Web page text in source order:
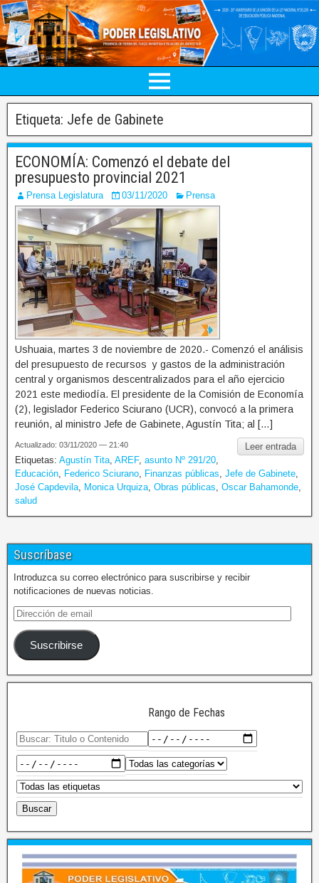
Etiqueta: Jefe de Gabinete
ECONOMÍA: Comenzó el debate del
presupuesto provincial 2021
Prensa Legislatura 03/11/2020 Prensa
Ushuaia, martes 3 de noviembre de 2020.- Comenzó el análisis
del presupuesto de recursos y gastos de la administración
central y organismos descentralizados para el año ejercicio
2021 este mediodía. El presidente de la Comisión de Economía
(2), legislador Federico Sciurano (UCR), convocó a la primera
reunión, al ministro Jefe de Gabinete, Agustín Tita; al […]
Leer entrada
Actualizado: 03/11/2020 — 21:40
Etiquetas: Agustín Tita AREF, asunto Nº 291/20
Educación
Federico Sciurano Finanzas públicas Jefe de Gabinete
José Capdevila
Monica Urquiza Obras públicas Oscar Bahamonde
salud
Suscríbase
Introduzca su correo electrónico para suscribirse y recibir
notificaciones de nuevas noticias.
Suscribirse
Rango de Fechas